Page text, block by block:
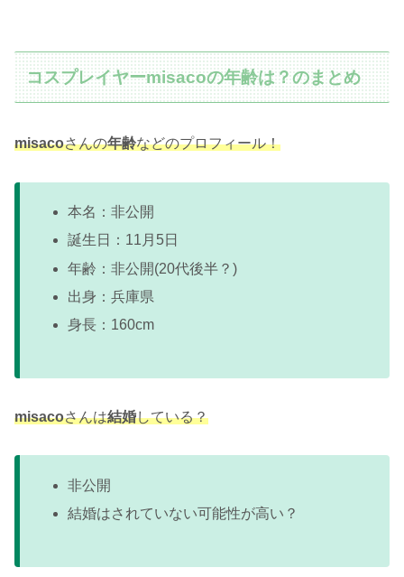
コスプレイヤーmisacoの年齢は？のまとめ
misacoさんの年齢などのプロフィール！
本名：非公開
誕生日：11月5日
年齢：非公開(20代後半？)
出身：兵庫県
身長：160cm
misacoさんは結婚している？
非公開
結婚はされていない可能性が高い？